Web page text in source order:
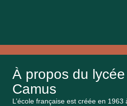
À propos du
Camus
L’école française est créée en